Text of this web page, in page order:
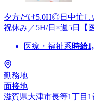
夕方だけ5.0H◎日中忙し
祝休み／5H/日×週5日【
医療・福祉系時給
勤務地
面接地
滋賀県大津市長等1丁目1